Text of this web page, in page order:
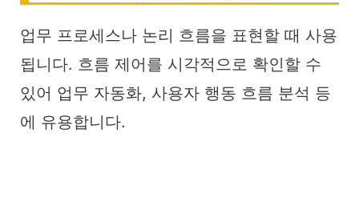
업무 프로세스나 논리 흐름을 표현할 때 사용
됩니다. 흐름 제어를 시각적으로 확인할 수
있어 업무 자동화, 사용자 행동 흐름 분석 등
에 유용합니다.